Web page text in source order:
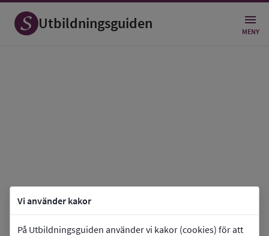
Vi använder kakor
På Utbildningsguiden använder vi kakor (cookies) för att
Utbildningsguiden MENY